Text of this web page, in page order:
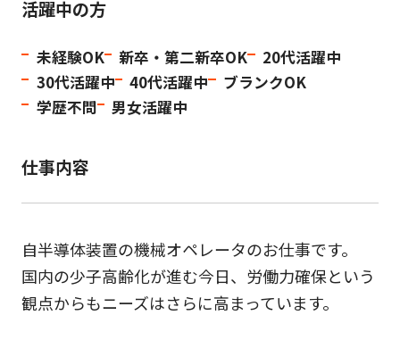
活躍中の方
未経験OK 新卒・第二新卒OK
20代活躍中
30代活躍中
40代活躍中
ブランクOK
学歴不問
男女活躍中
仕事内容
自半導体装置の機械オペレータのお仕事です。
国内の少子高齢化が進む今日、労働力確保という
観点からもニーズはさらに高まっています。